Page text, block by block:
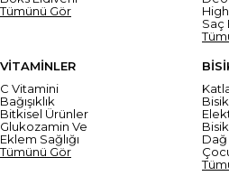
Tümünü Gör
Saç
VİTAMİNLER
C Vitamini
Bağışıklık
Bitkisel Ürünler
Glukozamin Ve
Eklem Sağlığı
Tümünü Gör